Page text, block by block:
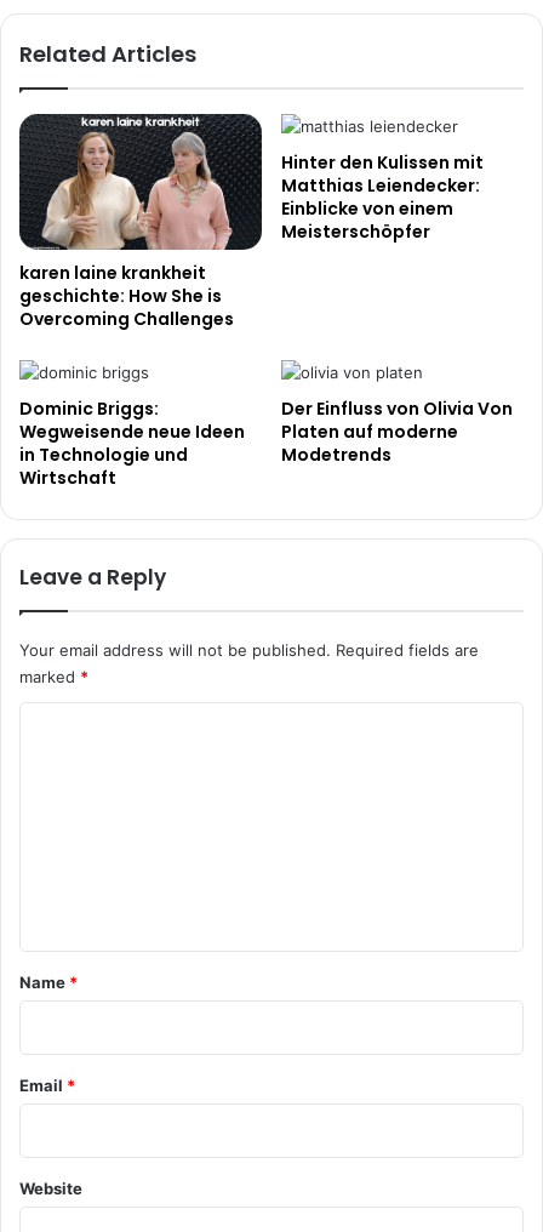
Related Articles
karen laine krankheit
geschichte: How She is
Overcoming Challenges
Hinter den Kulissen mit
Matthias Leiendecker:
Einblicke von einem
Meisterschöpfer
Dominic Briggs:
Wegweisende neue Ideen
in Technologie und
Wirtschaft
Der Einfluss von Olivia Von
Platen auf moderne
Modetrends
Leave a Reply
Your email address will not be published. Required fields are
marked *
*
Name *
Email *
Website